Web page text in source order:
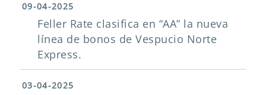
09-04-2025
Feller Rate clasifica en “AA” la nueva
línea de bonos de Vespucio Norte
Express.
03-04-2025